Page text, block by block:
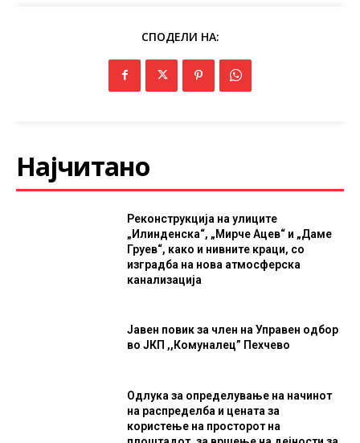
СПОДЕЛИ НА:
Најчитано
Реконструкција на улиците
„Илинденска“, „Мирче Ацев“ и „Даме
Груев“, како и нивните краци, со
изградба на нова атмосферска
канализација
Јавен повик за член на Управен одбор
во ЈКП ,,Комуналец” Пехчево
Одлука за определување на начинот
на распределба и цената за
користење на просторот на